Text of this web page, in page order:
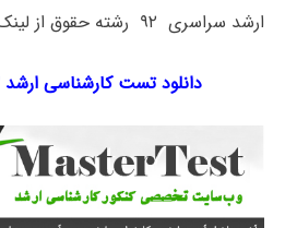
ارشد سراسری ۹۲ رشته حقوق از لینک زیر استفاده کنید.
دانلود تست کارشناسی ارشد ۹۲ حقوق کد ۱۱۲۶